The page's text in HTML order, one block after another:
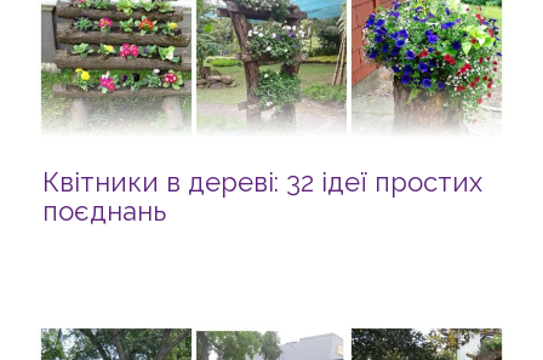
Квітники в дереві: 32 ідеї простих
поєднань